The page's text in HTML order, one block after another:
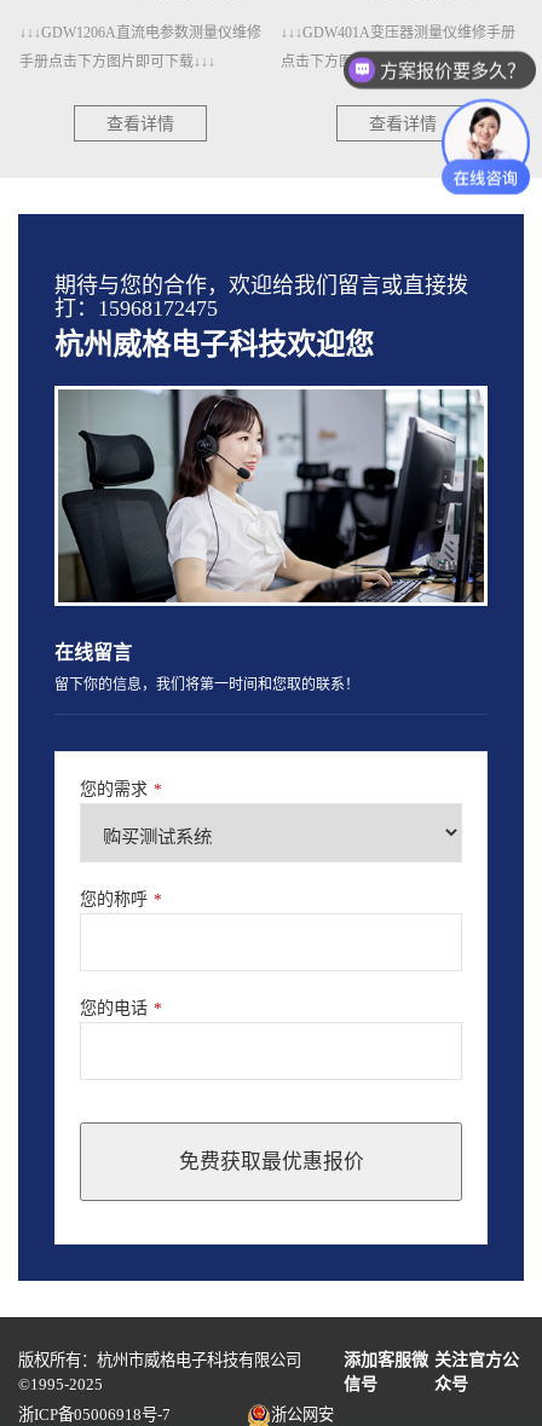
↓↓↓GDW1206A直流电参数测量仪维修
手册点击下方图片即可下载↓↓↓
查看详情
↓↓↓GDW401A变压器测量仪维修手册
点击下方图片即可下载↓↓↓
查看详情
期待与您的合作，欢迎给我们留言或直接拨
打：15968172475
杭州威格电子科技欢迎您
在线留言
留下你的信息，我们将第一时间和您取的联系！
您的需求 *
您的称呼 *
您的电话 *
免费获取最优惠报价
should
blank
版权所有：杭州市威格电子科技有限公司
©1995-2025
添加客服微
信号
关注官方公
众号
浙ICP备05006918号-7
浙公网安
方案报价要多久？